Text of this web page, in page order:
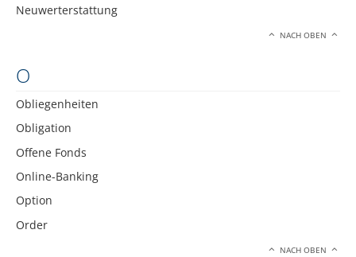
Neuwerterstattung
NACH OBEN
O
Obliegenheiten
Obligation
Offene Fonds
Online-Banking
Option
Order
NACH OBEN